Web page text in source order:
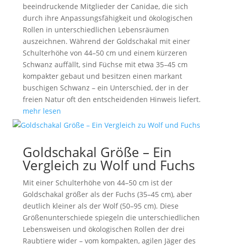
beeindruckende Mitglieder der Canidae, die sich
durch ihre Anpassungsfähigkeit und ökologischen
Rollen in unterschiedlichen Lebensräumen
auszeichnen. Während der Goldschakal mit einer
Schulterhöhe von 44–50 cm und einem kürzeren
Schwanz auffällt, sind Füchse mit etwa 35–45 cm
kompakter gebaut und besitzen einen markant
buschigen Schwanz – ein Unterschied, der in der
freien Natur oft den entscheidenden Hinweis liefert.
mehr lesen
Goldschakal Größe – Ein
Vergleich zu Wolf und Fuchs
Mit einer Schulterhöhe von 44–50 cm ist der
Goldschakal größer als der Fuchs (35–45 cm), aber
deutlich kleiner als der Wolf (50–95 cm). Diese
Größenunterschiede spiegeln die unterschiedlichen
Lebensweisen und ökologischen Rollen der drei
Raubtiere wider – vom kompakten, agilen Jäger des